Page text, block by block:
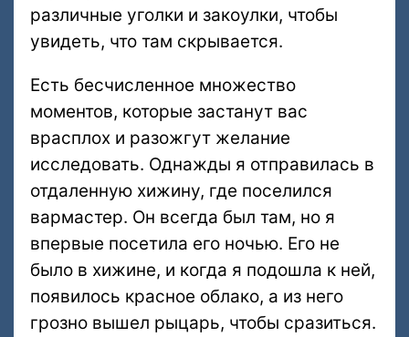
различные уголки и закоулки, чтобы
увидеть, что там скрывается.
Есть бесчисленное множество
моментов, которые застанут вас
врасплох и разожгут желание
исследовать. Однажды я отправилась в
отдаленную хижину, где поселился
вармастер. Он всегда был там, но я
впервые посетила его ночью. Его не
было в хижине, и когда я подошла к ней,
появилось красное облако, а из него
грозно вышел рыцарь, чтобы сразиться.